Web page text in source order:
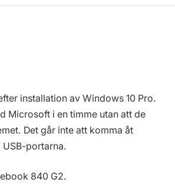
installation av Windows 10 Pro.
Microsoft i en timme utan att de
Det går inte att komma åt
portarna.
840 G2.